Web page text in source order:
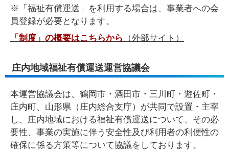
※「福祉有償運送」を利用する場合は、事業者への会
員登録が必要となります。
「制度」の概要はこちらから
（外部サイト）
庄内地域福祉有償運送運営協議会
本運営協議会は、鶴岡市・酒田市・三川町・遊佐町・
庄内町、山形県（庄内総合支庁）が共同で設置・主宰
し、庄内地域における福祉有償運送について、その必
要性、事業の実施に伴う安全性及び利用者の利便性の
確保に係る方策等について協議をしております。